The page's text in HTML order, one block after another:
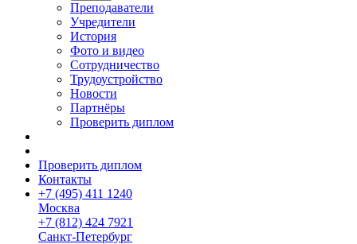
Преподаватели
Учредители
История
Фото и видео
Сотрудничество
Трудоустройство
Новости
Партнёры
Проверить диплом
Проверить диплом
Контакты
+7 (495) 411 1240
Москва
+7 (812) 424 7921
Санкт-Петербург